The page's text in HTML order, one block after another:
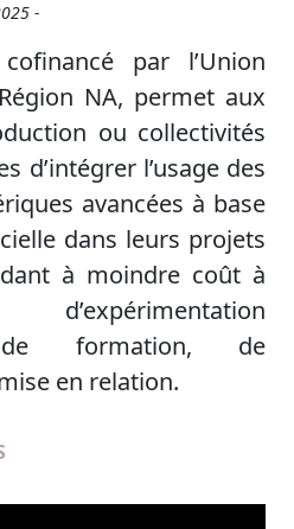
-
par l’Union
NA, permet aux
ou collectivités
d’intégrer l’usage des
avancées à base
dans leurs projets
à moindre coût à
de formation, de
en relation.